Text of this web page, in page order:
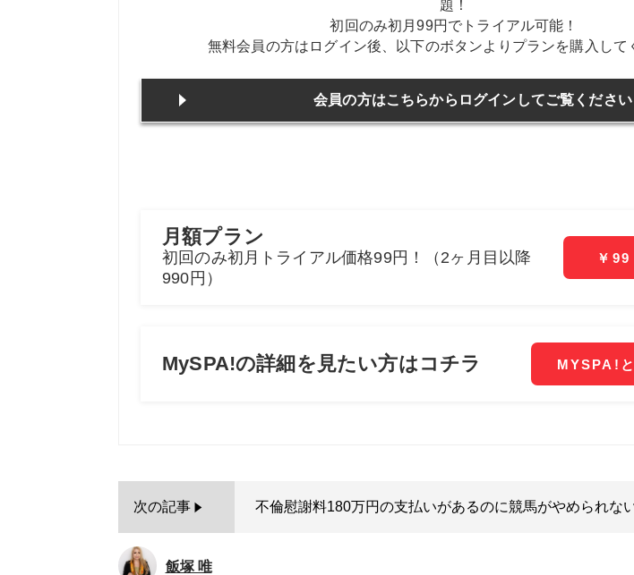
次の記事 不倫慰謝料180万円の支払いがあるのに競馬がやめられな
飯塚 唯